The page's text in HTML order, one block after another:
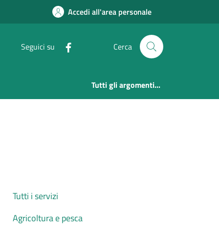
Accedi all'area personale
Seguici su Cerca
Tutti gli argomenti...
Tutti i servizi
Agricoltura e pesca